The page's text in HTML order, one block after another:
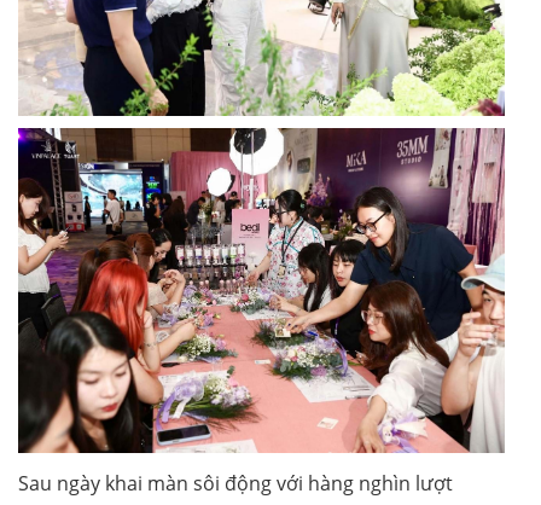
Sau ngày khai màn sôi động với hàng nghìn lượt